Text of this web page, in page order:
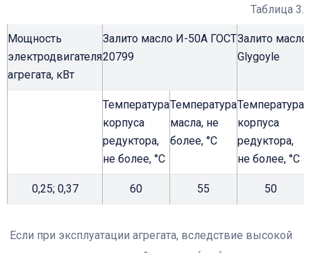
Таблица 3.
Мощность
электродвигателя
агрегата, кВт
Залито масло И-50А ГОСТ
20799
Залито
Glygoyle
Температура
корпуса
редуктора,
не более, °С
Температура
масла, не
более, °С
Температура
корпуса
редуктора,
не более, °С
0,25; 0,37 60 55 50
Если при эксплуатации агрегата, вследствие высокой